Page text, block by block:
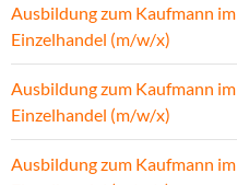
Ausbildung zum Kaufmann im
Einzelhandel (m/w/x)
Ausbildung zum Kaufmann im
Einzelhandel (m/w/x)
Ausbildung zum Kaufmann im